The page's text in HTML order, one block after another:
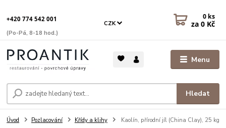
Menu
CZK
Hledat
+420 774 542 001
(Po-Pá, 8-18 hod.)
0 ks
za 0 Kč
Úvod Pozlacování Křídy a klihy Kaolín, přírodní jíl (China Clay), 25 kg